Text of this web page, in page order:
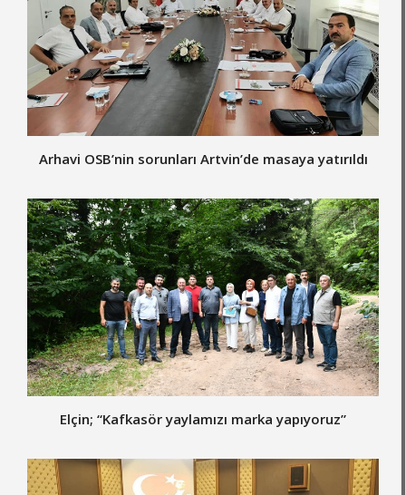
Arhavi OSB’nin sorunları Artvin’de masaya yatırıldı
Elçin; “Kafkasör yaylamızı marka yapıyoruz”